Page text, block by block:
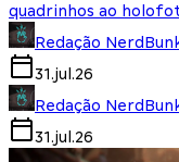
quadrinhos ao
Redação
31.jul.26
Redação
31.jul.26